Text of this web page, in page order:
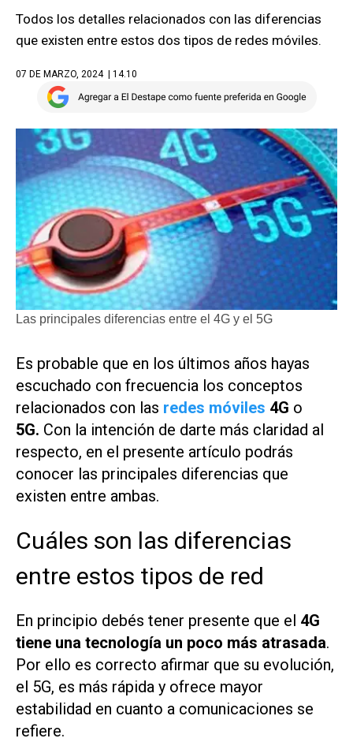
Todos los detalles relacionados con las diferencias
que existen entre estos dos tipos de redes móviles.
07 DE MARZO, 2024 | 14.10
Las principales diferencias entre el 4G y el 5G
Es probable que en los últimos años hayas
escuchado con frecuencia los conceptos
relacionados con las redes móviles 4G o
5G. Con la intención de darte más claridad al
respecto, en el presente artículo podrás
conocer las principales diferencias que
existen entre ambas.
Cuáles son las diferencias
entre estos tipos de red
En principio debés tener presente que el 4G
tiene una tecnología un poco más atrasada.
Por ello es correcto afirmar que su evolución,
el 5G, es más rápida y ofrece mayor
estabilidad en cuanto a comunicaciones se
refiere.